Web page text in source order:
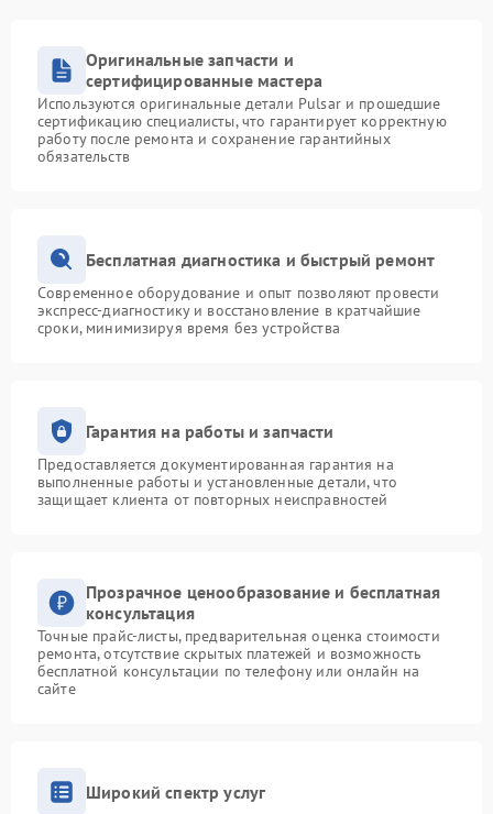
Оригинальные запчасти и
сертифицированные мастера
Используются оригинальные детали Pulsar и прошедшие
сертификацию специалисты, что гарантирует корректную
работу после ремонта и сохранение гарантийных
обязательств
Бесплатная диагностика и быстрый ремонт
Современное оборудование и опыт позволяют провести
экспресс-диагностику и восстановление в кратчайшие
сроки, минимизируя время без устройства
Гарантия на работы и запчасти
Предоставляется документированная гарантия на
выполненные работы и установленные детали, что
защищает клиента от повторных неисправностей
Прозрачное ценообразование и бесплатная
консультация
Точные прайс-листы, предварительная оценка стоимости
ремонта, отсутствие скрытых платежей и возможность
бесплатной консультации по телефону или онлайн на
сайте
Широкий спектр услуг